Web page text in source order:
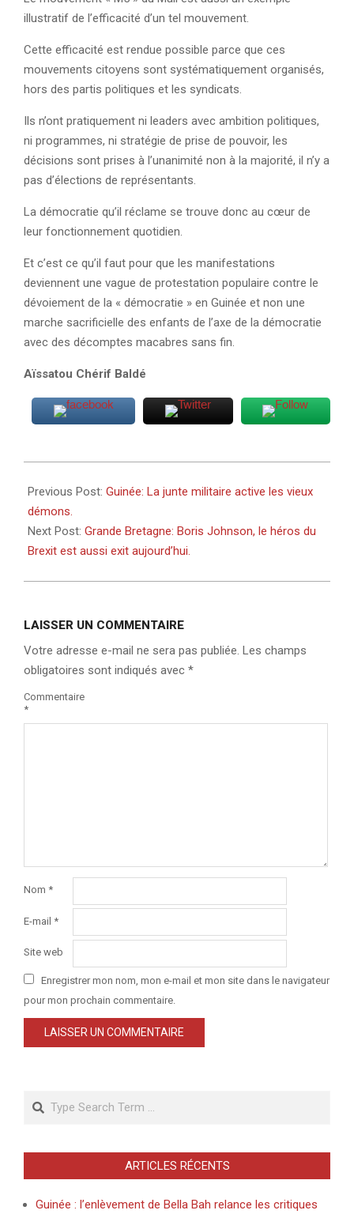
illustratif de l’efficacité d’un tel mouvement.
Cette efficacité est rendue possible parce que ces
mouvements citoyens sont systématiquement organisés,
hors des partis politiques et les syndicats.
Ils n’ont pratiquement ni leaders avec ambition politiques,
ni programmes, ni stratégie de prise de pouvoir, les
décisions sont prises à l’unanimité non à la majorité, il n’y a
pas d’élections de représentants.
La démocratie qu’il réclame se trouve donc au cœur de
leur fonctionnement quotidien.
Et c’est ce qu’il faut pour que les manifestations
deviennent une vague de protestation populaire contre le
dévoiement de la « démocratie » en Guinée et non une
marche sacrificielle des enfants de l’axe de la démocratie
avec des décomptes macabres sans fin.
Aïssatou Chérif Baldé
07-
07
Previous Post: Guinée: La junte militaire active les vieux
démons.
Next Post: Grande Bretagne: Boris Johnson, le héros du
Brexit est aussi exit aujourd’hui.
LAISSER UN COMMENTAIRE
Votre adresse e-mail ne sera pas publiée. Les champs
obligatoires sont indiqués avec *
Commentaire
*
Nom *
E-mail *
Site web
Enregistrer mon nom, mon e-mail et mon site dans le navigateur
pour mon prochain commentaire.
ARTICLES RÉCENTS
Guinée : l’enlèvement de Bella Bah relance les critiques